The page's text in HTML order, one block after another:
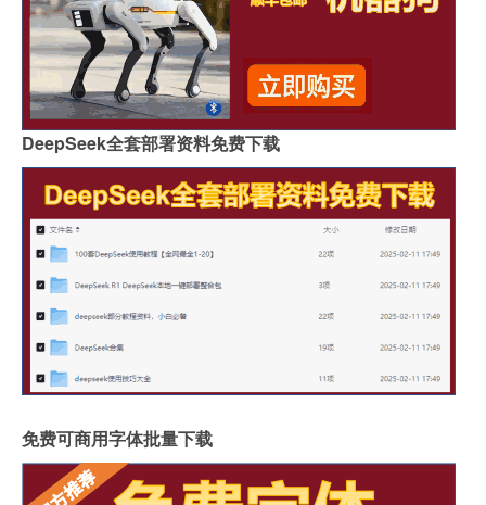
DeepSeek全套部署资料免费下载
免费可商用字体批量下载